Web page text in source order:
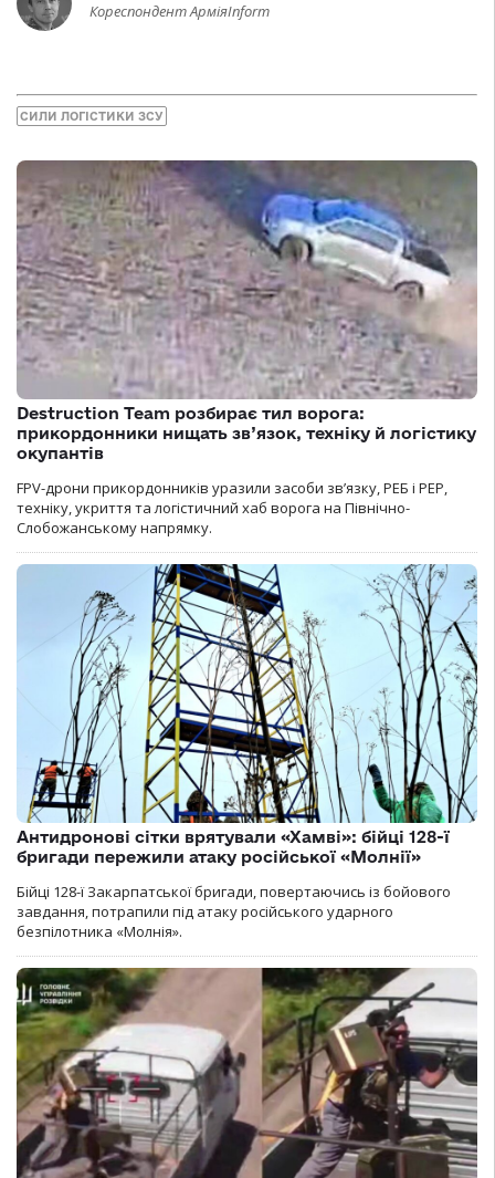
Кореспондент АрміяInform
СИЛИ ЛОГІСТИКИ ЗСУ
Destruction Team розбирає тил ворога:
прикордонники нищать зв’язок, техніку й логістику
окупантів
FPV-дрони прикордонників уразили засоби зв’язку, РЕБ і РЕР,
техніку, укриття та логістичний хаб ворога на Північно-
Слобожанському напрямку.
Антидронові сітки врятували «Хамві»: бійці 128-ї
бригади пережили атаку російської «Молнії»
Бійці 128-ї Закарпатської бригади, повертаючись із бойового
завдання, потрапили під атаку російського ударного
безпілотника «Молнія».